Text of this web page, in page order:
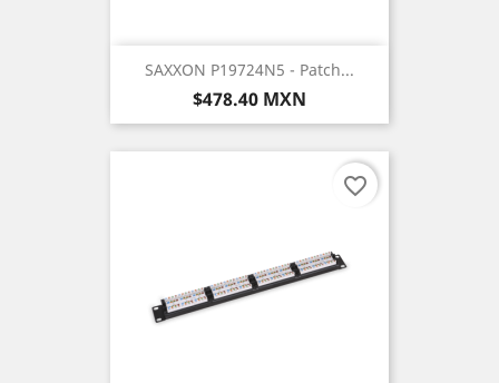
SAXXON P19724N5 - Patch...
Precio
$478.40 MXN
favorite_border